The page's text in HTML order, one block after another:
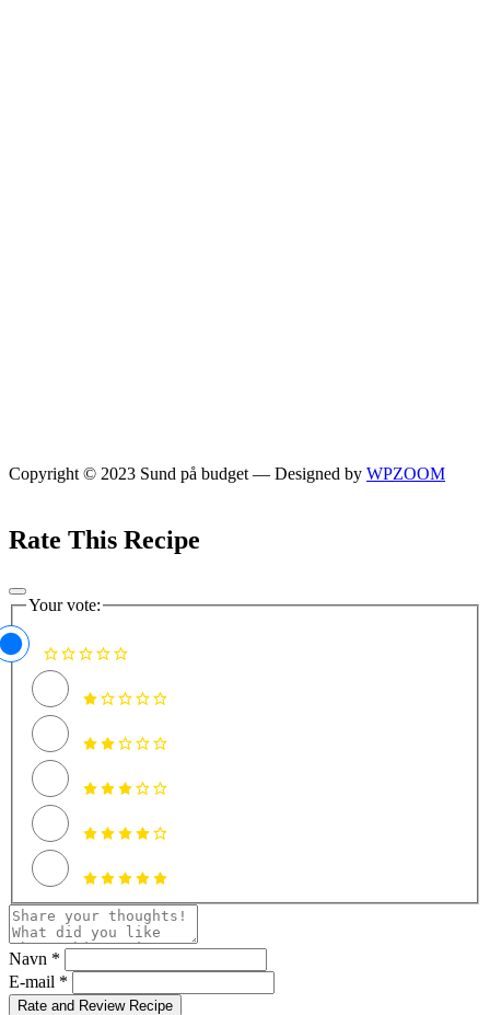
Copyright © 2023 Sund på budget — Designed by WPZOOM
Rate This Recipe
Your vote:
Navn *
E-mail *
Rate and Review Recipe